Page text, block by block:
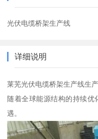
光伏电缆桥架生产线
详细说明
莱芜光伏电缆桥架生产线生
随着全球能源结构的持续
遇。